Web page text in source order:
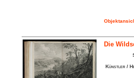
Die
Künstler /